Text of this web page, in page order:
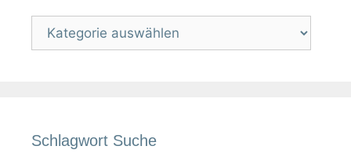
Kategorien
Schlagwort Suche